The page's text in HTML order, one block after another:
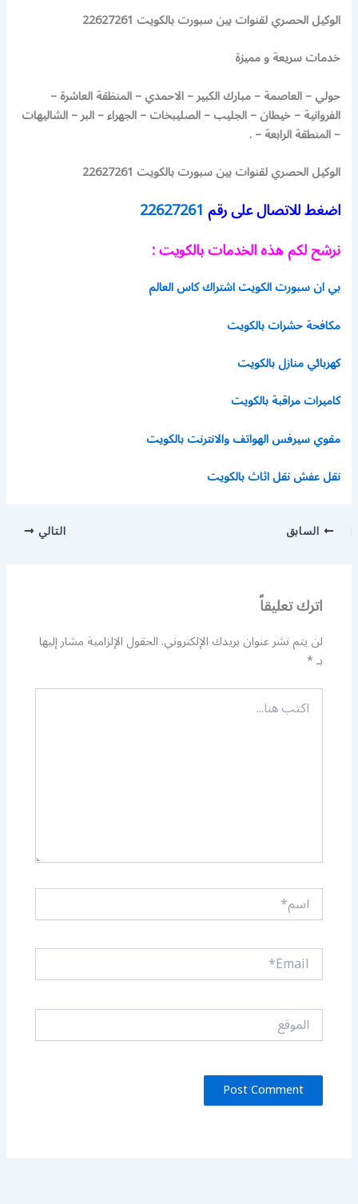
الوكيل الحصري لقنوات بين سبورت بالكويت 22627261
خدمات سريعة و مميزة
حولي – العاصمة – مبارك الكبير – الاحمدي – المنظقة العاشرة –
الفروانية – خيطان – الجليب – الصليبخات – الجهراء – البر – الشاليهات
– المنطقة الرابعة – .
الوكيل الحصري لقنوات بين سبورت بالكويت 22627261
اضغط للاتصال على رقم22627261
نرشح لكم هذه الخدمات بالكويت :
بي ان سبورت الكويت اشتراك كاس العالم
مكافحة حشرات بالكويت
كهربائي منازل بالكويت
كاميرات مراقبة بالكويت
مقوي سيرفس الهواتف والانترنت بالكويت
نقل عفش نقل اثاث بالكويت
السابق التالي
اترك تعليقاً
لن يتم نشر عنوان بريدك الإلكتروني.الحقول الإلزامية مشار إليها
بـ*
اكتب
هنا...
اسم*
Email*
الموقع